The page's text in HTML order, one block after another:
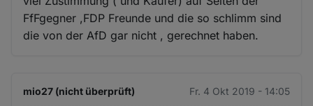
FfFgegner ,FDP Freunde und die so schlimm sind
die von der AfD gar nicht , gerechnet haben.
mio27 (nicht überprüft) Fr. 4 Okt 2019 - 14:05